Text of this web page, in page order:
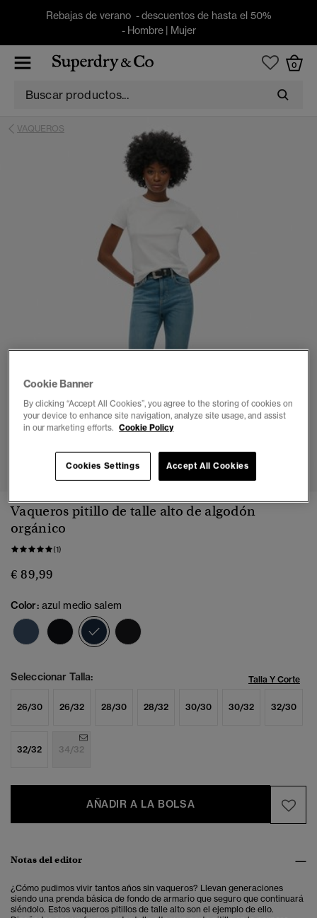
Rebajas de verano - descuentos de hasta el 50%
- Hombre| Mujer
0
VAQUEROS
1 2 3 4 5
Vaqueros pitillo de talle alto de algodón
orgánico
(1)
€ 89,99
Color: azul medio salem
seleccionado
Seleccionar Talla: Talla Y Corte
26/30 26/32 28/30 28/32 30/30 30/32 32/30
32/32 34/32
AÑADIR A LA BOLSA
Notas del editor
¿Cómo pudimos vivir tantos años sin vaqueros? Llevan generaciones
siendo una prenda básica de fondo de armario que seguro que continuará
siéndolo. Estos vaqueros pitillos de talle alto son el ejemplo de ello.
Cookie Banner
By clicking “Accept All Cookies”, you agree to the storing of cookies on
your device to enhance site navigation, analyze site usage, and assist
in our marketing efforts. Cookie Policy
Accept All Cookies
Cookies Settings